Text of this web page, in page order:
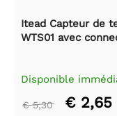
Itead Capteur de
WTS01 avec
Disponible
€ 5,30 € 2,65